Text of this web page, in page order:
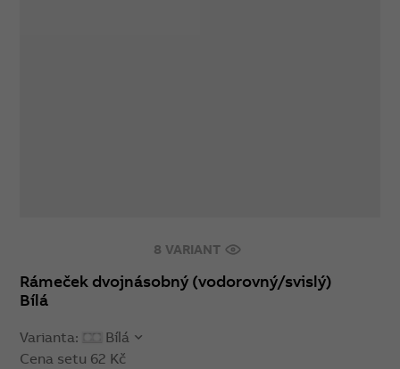
8 VARIANT
Rámeček dvojnásobný (vodorovný/svislý)
Bílá
Varianta:
Bílá
Cena setu 62 Kč